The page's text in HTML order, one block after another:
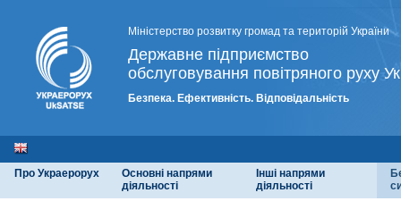
Міністерство розвитку громад та територій України
Державне підприємство
обслуговування повітряного руху
Безпека. Ефективність. Відповідальність
Про Украерорух
Основні напрями
діяльності
Інші напрями
діяльності